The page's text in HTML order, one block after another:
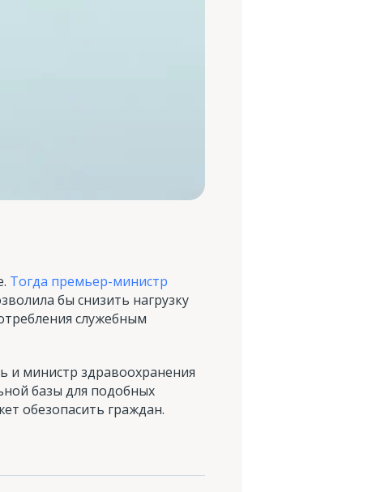
Тогда премьер-министр
бы снизить нагрузку
служебным
и министр здравоохранения
базы для подобных
обезопасить граждан.